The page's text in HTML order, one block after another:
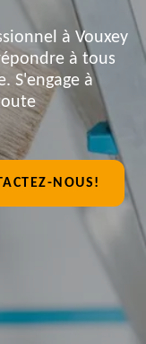
à Vouxey
à tous
S'engage à
NOUS!